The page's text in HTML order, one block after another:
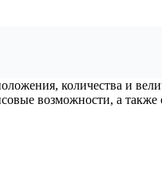
количества и
возможности, а